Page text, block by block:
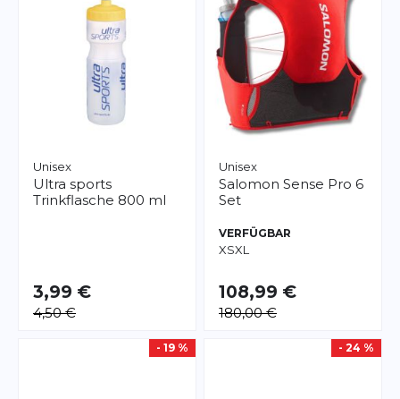
Unisex
Ultra sports
Trinkflasche 800 ml
3,99 €
4,50 €
Unisex
Salomon Sense Pro 6
Set
VERFÜGBAR
XSXL
108,99 €
180,00 €
- 19 % - 24 %